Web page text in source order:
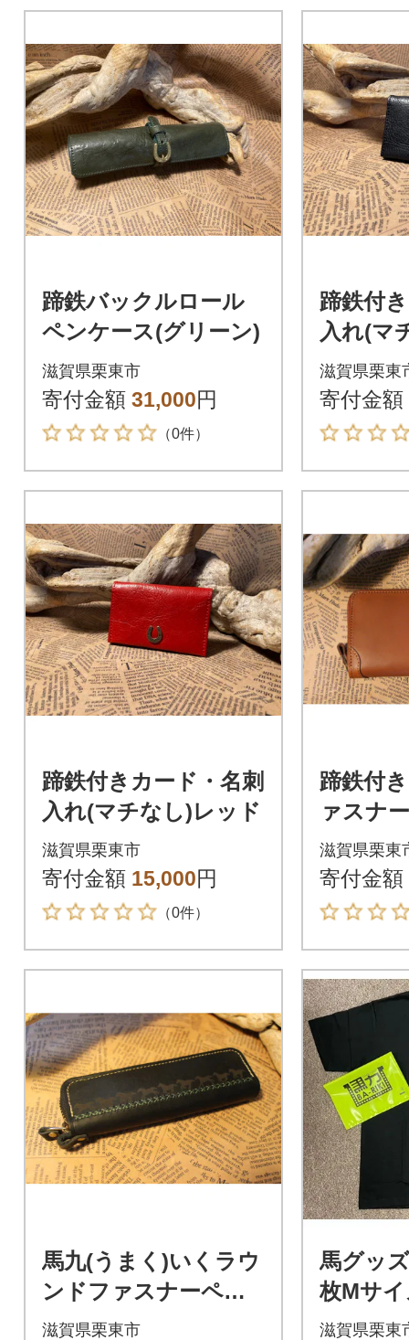
蹄鉄バックルロール
ペンケース(グリーン)
滋賀県栗東市
寄付金額 31,000円
（0件）
蹄鉄付
入れ(マ
ク
滋賀県栗東
寄付金額
蹄鉄付きカード・名刺
入れ(マチなし)レッド
滋賀県栗東市
寄付金額 15,000円
（0件）
蹄鉄付
ァスナ
レット (
滋賀県栗東
寄付金額
馬九(うまく)いくラウ
ンドファスナーペン
ケース(ブラック)
滋賀県栗東市
馬グッ
枚Mサ
マグネ
滋賀県栗東